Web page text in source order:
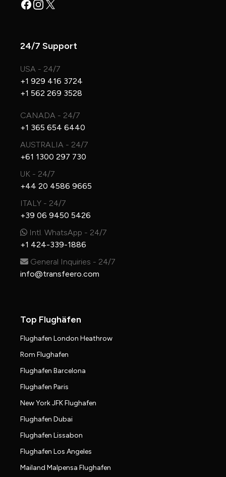
Facebook
Instagram
X
24/7 Support
USA - 24/7
+1 929 416 3724
+1 562 269 3528
CANADA - 24/7
+1 365 654 6440
AUSTRALIA - 24/7
+61 1300 297 730
UK - 24/7
+44 20 4586 9665
ITALY - 24/7
+39 06 9450 5426
Intl. WhatsApp - 24/7
+1 424-339-1886
General Inquiries - 24/7
info@transfeero.com
Top Flughäfen
Flughafen London Heathrow
Rom Flughafen
Flughafen Barcelona
Flughafen Paris
New York JFK Flughafen
Flughafen Dubai
Flughafen Lissabon
Flughafen Los Angeles
Mailand Malpensa Flughafen